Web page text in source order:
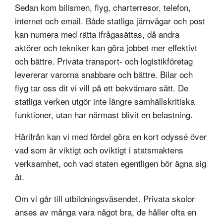
Sedan kom bilismen, flyg, charterresor, telefon,
internet och email. Både statliga järnvägar och post
kan numera med rätta ifrågasättas, då andra
aktörer och tekniker kan göra jobbet mer effektivt
och bättre. Privata transport- och logistikföretag
levererar varorna snabbare och bättre. Bilar och
flyg tar oss dit vi vill på ett bekvämare sätt. De
statliga verken utgör inte längre samhällskritiska
funktioner, utan har närmast blivit en belastning.
Härifrån kan vi med fördel göra en kort odyssé över
vad som är viktigt och oviktigt i statsmaktens
verksamhet, och vad staten egentligen bör ägna sig
åt.
Om vi går till utbildningsväsendet. Privata skolor
anses av många vara något bra, de håller ofta en